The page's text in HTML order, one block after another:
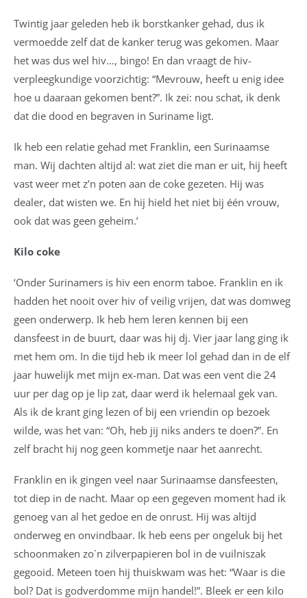
Twintig jaar geleden heb ik borstkanker gehad, dus ik
vermoedde zelf dat de kanker terug was gekomen. Maar
het was dus wel hiv…, bingo! En dan vraagt de hiv-
verpleegkundige voorzichtig: “Mevrouw, heeft u enig idee
hoe u daaraan gekomen bent?”. Ik zei: nou schat, ik denk
dat die dood en begraven in Suriname ligt.
Ik heb een relatie gehad met Franklin, een Surinaamse
man. Wij dachten altijd al: wat ziet die man er uit, hij heeft
vast weer met z’n poten aan de coke gezeten. Hij was
dealer, dat wisten we. En hij hield het niet bij één vrouw,
ook dat was geen geheim.’
Kilo coke
‘Onder Surinamers is hiv een enorm taboe. Franklin en ik
hadden het nooit over hiv of veilig vrijen, dat was domweg
geen onderwerp. Ik heb hem leren kennen bij een
dansfeest in de buurt, daar was hij dj. Vier jaar lang ging ik
met hem om. In die tijd heb ik meer lol gehad dan in de elf
jaar huwelijk met mijn ex-man. Dat was een vent die 24
uur per dag op je lip zat, daar werd ik helemaal gek van.
Als ik de krant ging lezen of bij een vriendin op bezoek
wilde, was het van: “Oh, heb jij niks anders te doen?”. En
zelf bracht hij nog geen kommetje naar het aanrecht.
Franklin en ik gingen veel naar Surinaamse dansfeesten,
tot diep in de nacht. Maar op een gegeven moment had ik
genoeg van al het gedoe en de onrust. Hij was altijd
onderweg en onvindbaar. Ik heb eens per ongeluk bij het
schoonmaken zo´n zilverpapieren bol in de vuilniszak
gegooid. Meteen toen hij thuiskwam was het: “Waar is die
bol? Dat is godverdomme mijn handel!”. Bleek er een kilo